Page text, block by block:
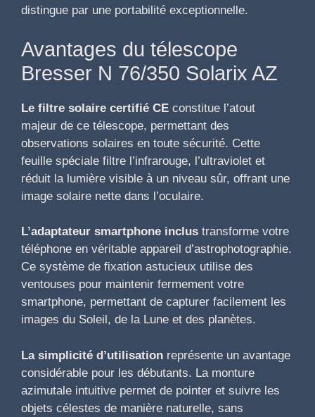
distingue par une portabilité exceptionnelle.
Avantages du télescope
Bresser N 76/350 Solarix AZ
Le filtre solaire certifié CE constitue l’atout
majeur de ce télescope, permettant des
observations solaires en toute sécurité. Cette
feuille spéciale filtre l’infrarouge, l’ultraviolet et
réduit la lumière visible à un niveau sûr, offrant une
image solaire nette dans l’oculaire.
L’adaptateur smartphone inclus transforme votre
téléphone en véritable appareil d’astrophotographie.
Ce système de fixation astucieux utilise des
ventouses pour maintenir fermement votre
smartphone, permettant de capturer facilement les
images du Soleil, de la Lune et des planètes.
La simplicité d’utilisation représente un avantage
considérable pour les débutants. La monture
azimutale intuitive permet de pointer et suivre les
objets célestes de manière naturelle, sans